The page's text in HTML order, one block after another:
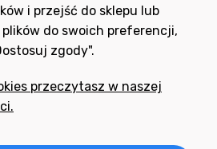
i przejść do sklepu lub
do swoich preferencji,
zgody".
przeczytasz w naszej